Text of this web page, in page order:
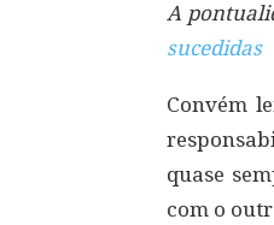
A
sucedidas
Convém
quase
com o